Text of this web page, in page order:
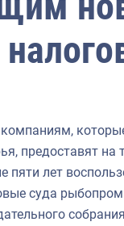
предоставят на
пяти лет
суда